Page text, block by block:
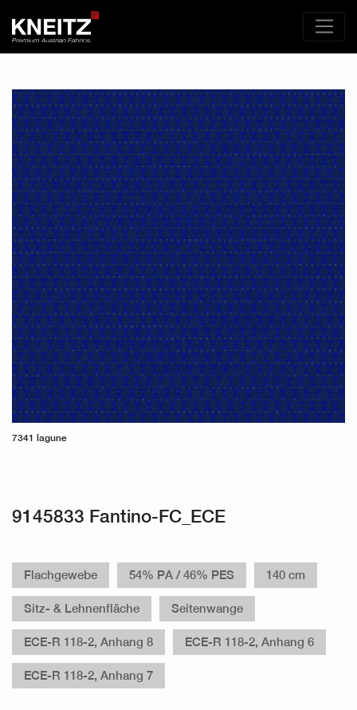
7341 lagune
9145833 Fantino-FC_ECE
Flachgewebe 54% PA / 46% PES 140 cm
Sitz- & Lehnenfläche Seitenwange
ECE-R 118-2, Anhang 8 ECE-R 118-2, Anhang 6
ECE-R 118-2, Anhang 7